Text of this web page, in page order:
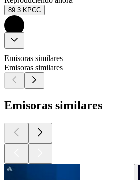
89.3 KPCC
Emisoras similares
Emisoras similares
Emisoras similares